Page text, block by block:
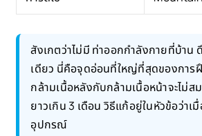
สังเกตว่าไม่มี ท่าออกกำลังกายที่บ้าน
เดียว นี่คือจุดอ่อนที่ใหญ่ที่สุดของการ
กล้ามเนื้อหลังกับกล้ามเนื้อหน้าจะไม่
ยาวเกิน 3 เดือน วิธีแก้อยู่ในหัวข้อว่าเ
อุปกรณ์